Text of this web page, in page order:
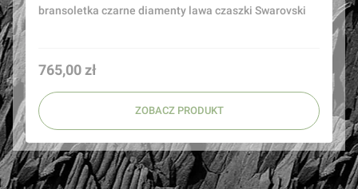
bransoletka czarne diamenty lawa czaszki Swarovski
Cena
765,00 zł
ZOBACZ PRODUKT